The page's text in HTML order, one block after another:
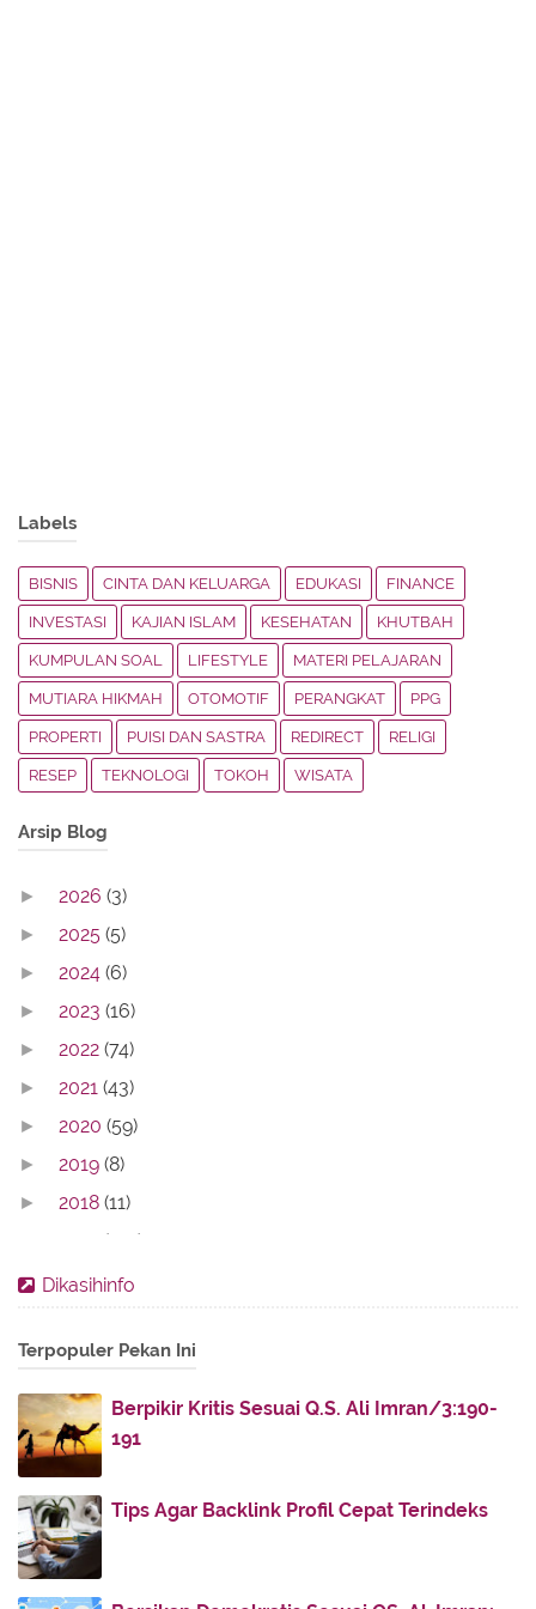
Labels
BISNIS CINTA DAN KELUARGA EDUKASI FINANCE
INVESTASI KAJIAN ISLAM KESEHATAN KHUTBAH
KUMPULAN SOAL LIFESTYLE MATERI PELAJARAN
MUTIARA HIKMAH OTOMOTIF PERANGKAT PPG
PROPERTI PUISI DAN SASTRA REDIRECT RELIGI
RESEP TEKNOLOGI TOKOH WISATA
Arsip Blog
► 2026 (3)
► 2025 (5)
► 2024 (6)
► 2023 (16)
► 2022 (74)
► 2021 (43)
► 2020 (59)
► 2019 (8)
► 2018 (11)
(142)
► 2016(11)
► 2012(86)
▼ 2011
► November
► July(51)
▼ June
Hapuslah Air Mata di Pipi, Hilangkan Lara di Hati
Dikasihinfo
Terpopuler Pekan Ini
Berpikir Kritis Sesuai Q.S. Ali Imran/3:190-
191
Tips Agar Backlink Profil Cepat Terindeks